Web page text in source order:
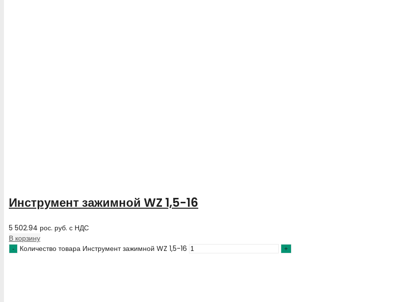
Инструмент зажимной WZ 1,5-16
5 502.94 рос. руб. с НДС
В корзину
Количество товара Инструмент зажимной WZ 1,5-16